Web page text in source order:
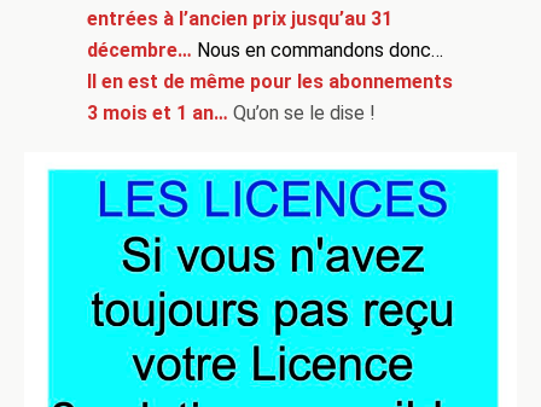
entrées à l’ancien prix jusqu’au 31
décembre… Nous en commandons donc…
Il en est de même pour les abonnements
3 mois et 1 an… Qu’on se le dise !